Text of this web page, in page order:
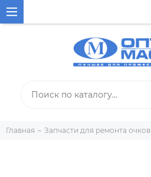
Главная Запчасти для ремонта очков